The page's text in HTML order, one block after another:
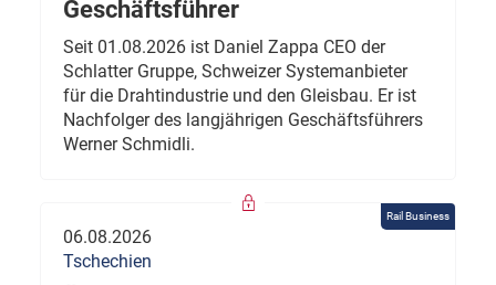
Geschäftsführer
Seit 01.08.2026 ist Daniel Zappa CEO der
Schlatter Gruppe, Schweizer Systemanbieter
für die Drahtindustrie und den Gleisbau. Er ist
Nachfolger des langjährigen Geschäftsführers
Werner Schmidli.
Rail Business
06.08.2026
Tschechien